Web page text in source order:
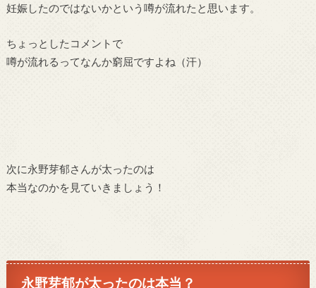
妊娠したのではないかという噂が流れたと思います。
ちょっとしたコメントで
噂が流れるってなんか窮屈ですよね（汗）
次に永野芽郁さんが太ったのは
本当なのかを見ていきましょう！
永野芽郁が太ったのは本当？